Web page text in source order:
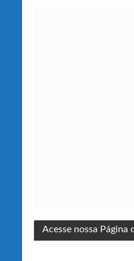
Acesse nossa Página